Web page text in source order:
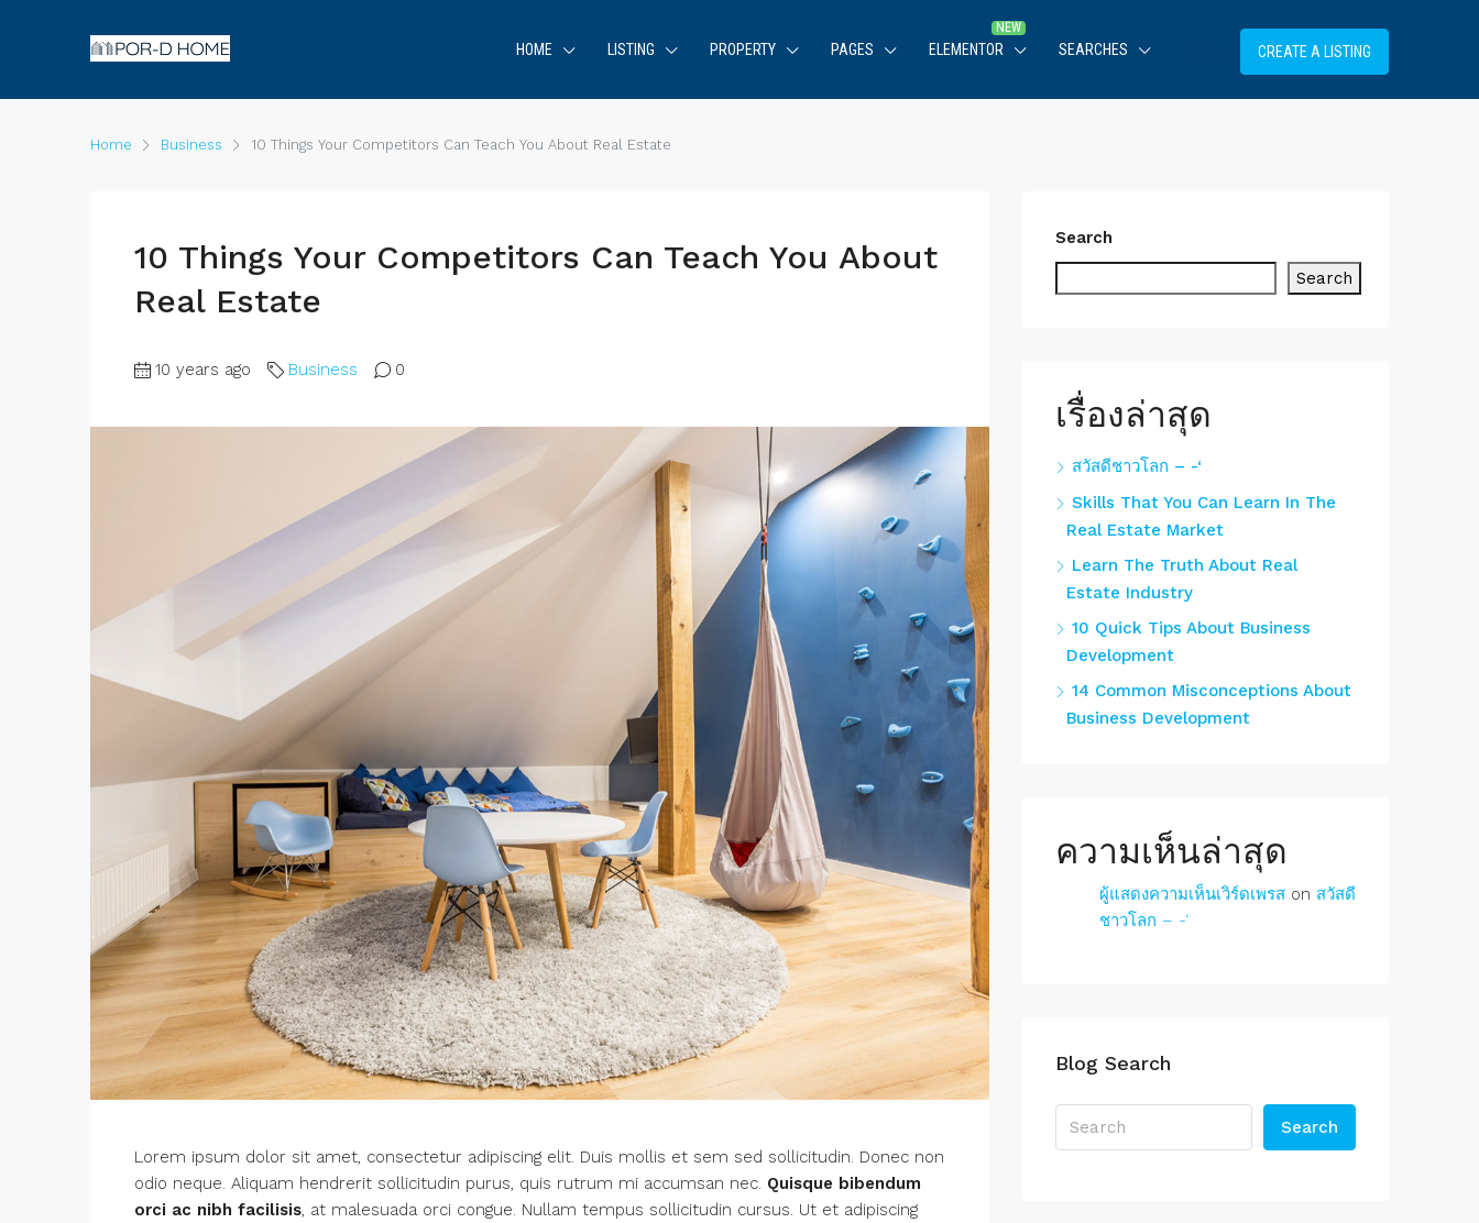
HOME LISTING PROPERTY PAGES ELEMENTOR SEARCHES CREATE A LISTING
Home Business 10 Things Your Competitors Can Teach You About Real Estate
10 Things Your Competitors Can Teach You About
Real Estate
10 years ago Business 0
Lorem ipsum dolor sit amet, consectetur adipiscing elit. Duis mollis et sem sed sollicitudin. Donec non
odio neque. Aliquam hendrerit sollicitudin purus, quis rutrum mi accumsan nec. Quisque bibendum
orci ac nibh facilisis, at malesuada orci congue. Nullam tempus sollicitudin cursus. Ut et adipiscing
Search
Search
เรื่องล่าสุด
สวัสดีชาวโลก – -‘
Skills That You Can Learn In The
Real Estate Market
Learn The Truth About Real
Estate Industry
10 Quick Tips About Business
Development
14 Common Misconceptions About
Business Development
ความเห็นล่าสุด
ผู้แสดงความเห็นเวิร์ดเพรส on สวัสดี
ชาวโลก – -‘
Blog Search
Search